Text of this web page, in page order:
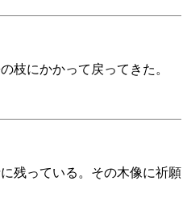
枝にかかって戻ってきた。
残っている。その木像に祈願